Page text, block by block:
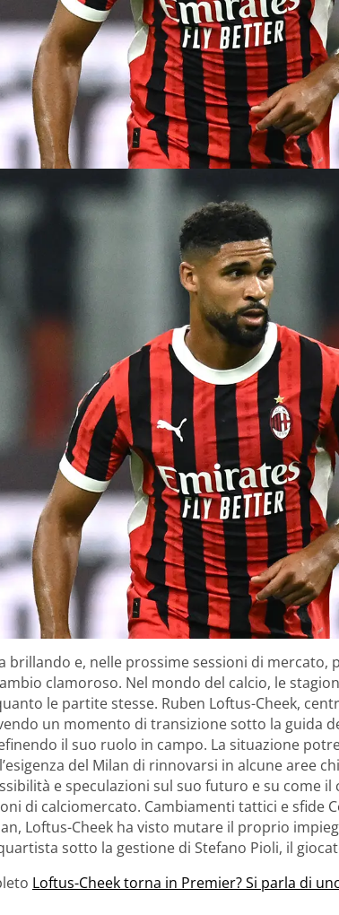
brillando e, nelle prossime sessioni di
clamoroso. Nel mondo del calcio, le
le partite stesse. Ruben Loftus-Cheek,
un momento di transizione sotto la guida
il suo ruolo in campo. La situazione
del Milan di rinnovarsi in alcune aree
e speculazioni sul suo futuro e su come
di calciomercato. Cambiamenti tattici e sfide
Loftus-Cheek ha visto mutare il proprio
sotto la gestione di Stefano Pioli, il
Loftus-Cheek torna in Premier? Si parla di